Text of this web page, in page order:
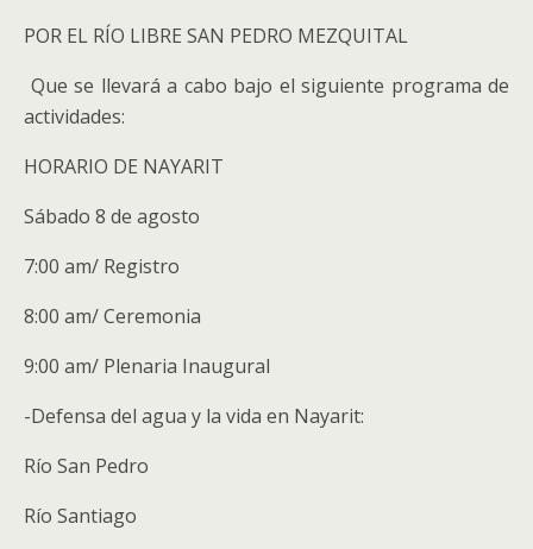
POR EL RÍO LIBRE SAN PEDRO MEZQUITAL
Que se llevará a cabo bajo el siguiente programa de
actividades:
HORARIO DE NAYARIT
Sábado 8 de agosto
7:00 am/ Registro
8:00 am/ Ceremonia
9:00 am/ Plenaria Inaugural
-Defensa del agua y la vida en Nayarit:
Río San Pedro
Río Santiago